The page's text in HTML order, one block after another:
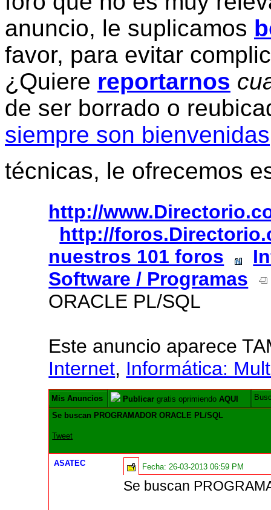
anuncio, le suplicamos
favor, para evitar
¿Quiere reportarnos
de ser borrado o
siempre son bienvenidas
técnicas, le ofrecemos
http://
http://
nuestros 101 foros
Software / Programas
ORACLE PL/SQL
Este anuncio aparece
Internet, Informática:
Mis Anuncios Publicar gratis oprimiendoAQUI
Se buscan PROGRAMADOR ORACLE PL/SQL
Tweet
ASATEC Fecha:26-03-2013 06:59 PM
Se buscan